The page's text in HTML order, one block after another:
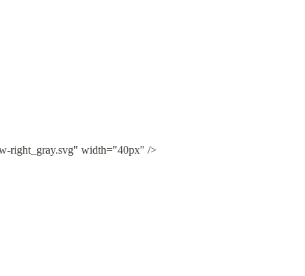
right_gray.svg" width="40px" />